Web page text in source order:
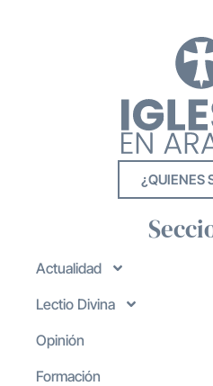
¿QUIENES
Actualidad
Lectio Divina
Opinión
Formación